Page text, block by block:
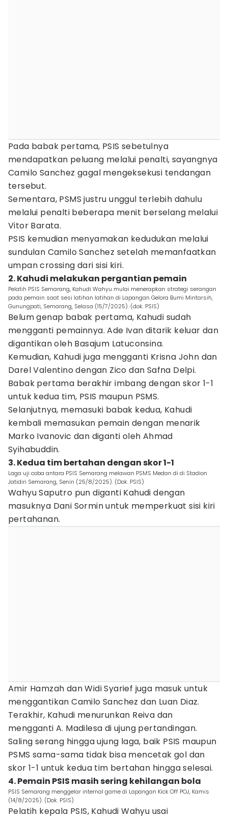
Pada babak pertama, PSIS sebetulnya
mendapatkan peluang melalui penalti, sayangnya
Camilo Sanchez gagal mengeksekusi tendangan
tersebut.
Sementara, PSMS justru unggul terlebih dahulu
melalui penalti beberapa menit berselang melalui
Vitor Barata.
PSIS kemudian menyamakan kedudukan melalui
sundulan Camilo Sanchez setelah memanfaatkan
umpan crossing dari sisi kiri.
2. Kahudi melakukan pergantian pemain
Pelatih PSIS Semarang, Kahudi Wahyu mulai menerapkan strategi serangan
pada pemain saat sesi latihan latihan di Lapangan Gelora Bumi Mintarsih,
Gunungpati, Semarang, Selasa (15/7/2025). (dok. PSIS)
Belum genap babak pertama, Kahudi sudah
mengganti pemainnya. Ade Ivan ditarik keluar dan
digantikan oleh Basajum Latuconsina.
Kemudian, Kahudi juga mengganti Krisna John dan
Darel Valentino dengan Zico dan Safna Delpi.
Babak pertama berakhir imbang dengan skor 1-1
untuk kedua tim, PSIS maupun PSMS.
Selanjutnya, memasuki babak kedua, Kahudi
kembali memasukan pemain dengan menarik
Marko Ivanovic dan diganti oleh Ahmad
Syihabuddin.
3. Kedua tim bertahan dengan skor 1-1
Laga uji coba antara PSIS Semarang melawan PSMS Medan di di Stadion
Jatidiri Semarang, Senin (25/8/2025). (Dok. PSIS)
Wahyu Saputro pun diganti Kahudi dengan
masuknya Dani Sormin untuk memperkuat sisi kiri
pertahanan.
Amir Hamzah dan Widi Syarief juga masuk untuk
menggantikan Camilo Sanchez dan Luan Diaz.
Terakhir, Kahudi menurunkan Reiva dan
mengganti A. Madilesa di ujung pertandingan.
Saling serang hingga ujung laga, baik PSIS maupun
PSMS sama-sama tidak bisa mencetak gol dan
skor 1-1 untuk kedua tim bertahan hingga selesai.
4. Pemain PSIS masih sering kehilangan bola
PSIS Semarang menggelar internal game di Lapangan Kick Off POJ, Kamis
(14/8/2025). (Dok. PSIS)
Pelatih kepala PSIS, Kahudi Wahyu usai